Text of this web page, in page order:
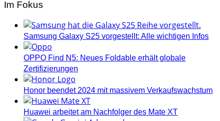
Im Fokus
Samsung Galaxy S25 vorgestellt: Alle wichtigen Infos
OPPO Find N5: Neues Foldable erhält globale
Zertifizierungen
Honor beendet 2024 mit massivem Verkaufswachstum
Huawei arbeitet am Nachfolger des Mate XT